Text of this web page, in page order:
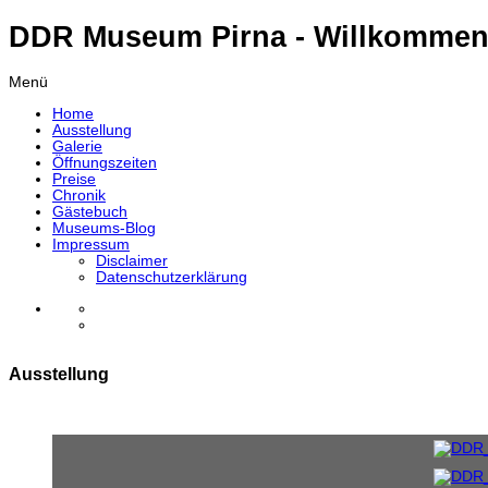
DDR Museum Pirna -
Menü
Home
Ausstellung
Galerie
Öffnungszeiten
Preise
Chronik
Gästebuch
Museums-Blog
Impressum
Disclaimer
Datenschutzerklärung
Ausstellung